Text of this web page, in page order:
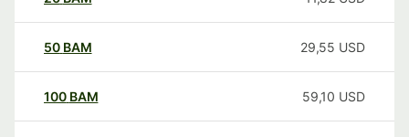
50 BAM 29,55 USD
100 BAM 59,10 USD